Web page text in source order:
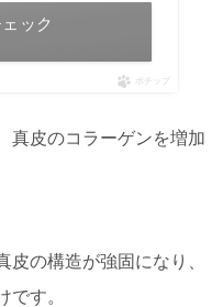
ック
ポチップ
真皮のコラーゲンを増加
皮の構造が強固になり、
です。